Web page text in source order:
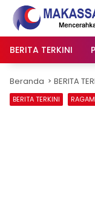
Langsung
konten
BERITA TERKINI
Beranda BERITA
BERITA TERKINI